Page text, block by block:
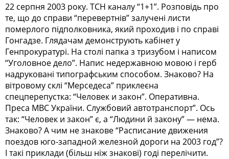
22 серпня 2003 року. ТСН каналу “1+1”. Розповідь про
те, що до справи “перевертнів” залучені листи
померлого підполковника, який проходив і по справі
Гонгадзе. Глядачам демонструють кабінет у
Генпрокуратурі. На столі папка з тризубом і написом
“Уголовное дело”. Напис недержавною мовою і герб
надруковані типографським способом. Знаково? На
вітровому склі “Мерседеса” приклеєна
спецперепустка: “Человек и закон”. Оперативна.
Преса МВС України. Службовий автотранспорт”. Ось
так: “Человек и закон” є, а “Людини й закону” — нема.
Знаково? А чим не знакове “Расписание движения
поездов юго-западной железной дороги на 2003 год”?
І такі приклади (більш ніж знакові) годі перелічити.